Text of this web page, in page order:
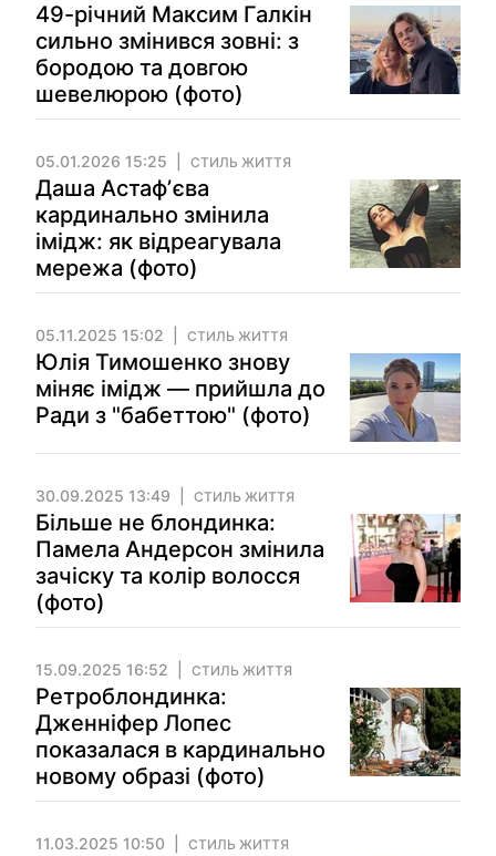
49-річний Максим Галкін
сильно змінився зовні: з
бородою та довгою
шевелюрою (фото)
05.01.2026 15:25 СТИЛЬ ЖИТТЯ
Даша Астафʼєва
кардинально змінила
імідж: як відреагувала
мережа (фото)
05.11.2025 15:02 СТИЛЬ ЖИТТЯ
Юлія Тимошенко знову
міняє імідж — прийшла до
Ради з "бабеттою" (фото)
30.09.2025 13:49 СТИЛЬ ЖИТТЯ
Більше не блондинка:
Памела Андерсон змінила
зачіску та колір волосся
(фото)
15.09.2025 16:52 СТИЛЬ ЖИТТЯ
Ретроблондинка:
Дженніфер Лопес
показалася в кардинально
новому образі (фото)
11.03.2025 10:50 СТИЛЬ ЖИТТЯ